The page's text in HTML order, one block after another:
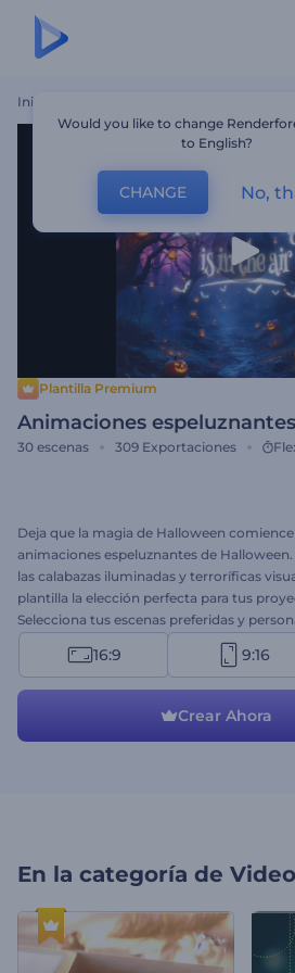
Inicio Animaciones
Plantilla Premium
Animaciones
30 escenas 309 Exportaciones
Deja que la magia de Halloween
animaciones espeluznantes de
las calabazas iluminadas y terroríficas
plantilla la elección perfecta para tus
Selecciona tus escenas preferidas y
archivos multimedia, logotipo y música
festivo verdaderamente escalofriante.
terror y más proyectos. ¡Comienza a crear
16:9 9:16
Crear Ahora
En la categoría de
Would you like to change
to English?
CHANGE No,